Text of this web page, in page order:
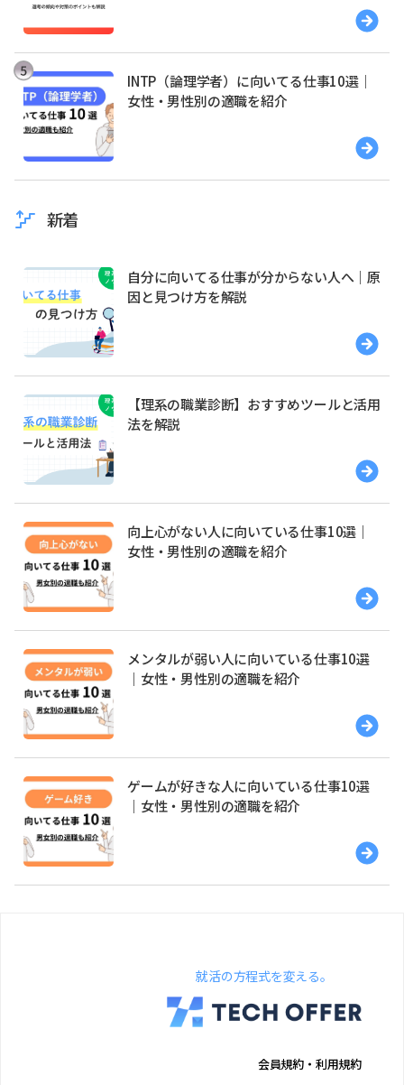
INTP（論理学者）に向いてる仕事10選｜
女性・男性別の適職を紹介
新着
自分に向いてる仕事が分からない人へ｜原
因と見つけ方を解説
【理系の職業診断】おすすめツールと活用
法を解説
向上心がない人に向いている仕事10選｜
女性・男性別の適職を紹介
メンタルが弱い人に向いている仕事10選
｜女性・男性別の適職を紹介
ゲームが好きな人に向いている仕事10選
｜女性・男性別の適職を紹介
就活の方程式を変える。
会員規約・利用規約